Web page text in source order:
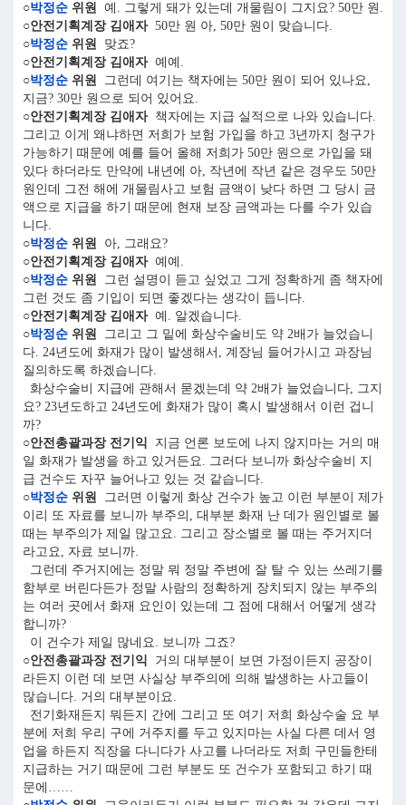
○박정순 위원
예. 그렇게 돼가 있는데 개물림이 그지요? 50만 원.
○안전기획계장 김애자50만 원 아, 50만 원이 맞습니다.
○박정순 위원
맞죠?
○안전기획계장 김애자예예.
○박정순 위원
그런데 여기는 책자에는 50만 원이 되어 있나요,
지금? 30만 원으로 되어 있어요.
○안전기획계장 김애자책자에는 지급 실적으로 나와 있습니다.
그리고 이게 왜냐하면 저희가 보험 가입을 하고 3년까지 청구가
가능하기 때문에 예를 들어 올해 저희가 50만 원으로 가입을 돼
있다 하더라도 만약에 내년에 아, 작년에 작년 같은 경우도 50만
원인데 그전 해에 개물림사고 보험 금액이 낮다 하면 그 당시 금
액으로 지급을 하기 때문에 현재 보장 금액과는 다를 수가 있습
니다.
○박정순 위원
아, 그래요?
○안전기획계장 김애자예예.
○박정순 위원
그런 설명이 듣고 싶었고 그게 정확하게 좀 책자에
그런 것도 좀 기입이 되면 좋겠다는 생각이 듭니다.
○안전기획계장 김애자예. 알겠습니다.
○박정순 위원
그리고 그 밑에 화상수술비도 약 2배가 늘었습니
다. 24년도에 화재가 많이 발생해서, 계장님 들어가시고 과장님
질의하도록 하겠습니다.
화상수술비 지급에 관해서 묻겠는데 약 2배가 늘었습니다, 그지
요? 23년도하고 24년도에 화재가 많이 혹시 발생해서 이런 겁니
까?
○안전총괄과장 전기익
지금 언론 보도에 나지 않지마는 거의 매
일 화재가 발생을 하고 있거든요. 그러다 보니까 화상수술비 지
급 건수도 자꾸 늘어나고 있는 것 같습니다.
○박정순 위원
그러면 이렇게 화상 건수가 높고 이런 부분이 제가
이리 또 자료를 보니까 부주의, 대부분 화재 난 데가 원인별로 볼
때는 부주의가 제일 많고요. 그리고 장소별로 볼 때는 주거지더
라고요, 자료 보니까.
그런데 주거지에는 정말 뭐 정말 주변에 잘 탈 수 있는 쓰레기를
함부로 버린다든가 정말 사람의 정확하게 장치되지 않는 부주의
는 여러 곳에서 화재 요인이 있는데 그 점에 대해서 어떻게 생각
합니까?
이 건수가 제일 많네요. 보니까 그죠?
○안전총괄과장 전기익
거의 대부분이 보면 가정이든지 공장이
라든지 이런 데 보면 사실상 부주의에 의해 발생하는 사고들이
많습니다. 거의 대부분이요.
전기화재든지 뭐든지 간에 그리고 또 여기 저희 화상수술 요 부
분에 저희 우리 구에 거주지를 두고 있지마는 사실 다른 데서 영
업을 하든지 직장을 다니다가 사고를 나더라도 저희 구민들한테
지급하는 거기 때문에 그런 부분도 또 건수가 포함되고 하기 때
문에……